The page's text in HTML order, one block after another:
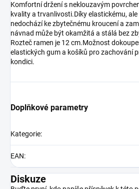
Komfortní držení s neklouzavým
kvality a trvanlivosti.Díky elastickému,
nedochází ke zbytečnému kroucení a
návnad může být okamžitá a stálá bez
Rozteč ramen je 12 cm.Možnost
elastických gum a košíků pro zachování
kondici.
Doplňkové parametry
Kategorie:
EAN:
Diskuze